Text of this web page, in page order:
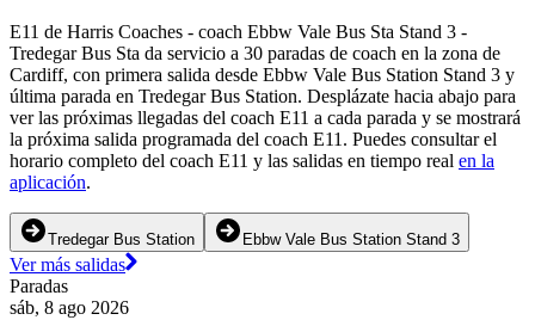
E11 de Harris Coaches - coach Ebbw Vale Bus Sta Stand 3 -
Tredegar Bus Sta da servicio a 30 paradas de coach en la zona de
Cardiff, con primera salida desde Ebbw Vale Bus Station Stand 3 y
última parada en Tredegar Bus Station. Desplázate hacia abajo para
ver las próximas llegadas del coach E11 a cada parada y se mostrará
la próxima salida programada del coach E11. Puedes consultar el
horario completo del coach E11 y las salidas en tiempo real en la
aplicación.
Tredegar Bus Station Ebbw Vale Bus Station Stand 3
Ver más salidas
Paradas
sáb, 8 ago 2026